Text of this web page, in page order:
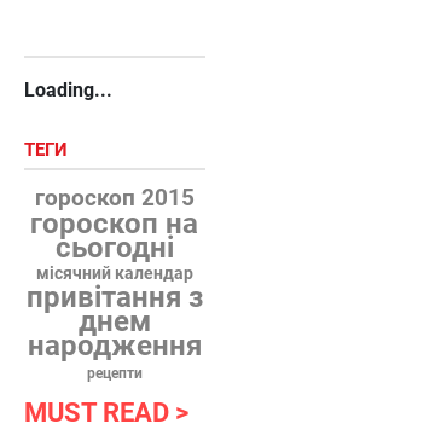
Loading...
ТЕГИ
гороскоп 2015
гороскоп на
сьогодні
місячний календар
привітання з
днем
народження
рецепти
MUST READ